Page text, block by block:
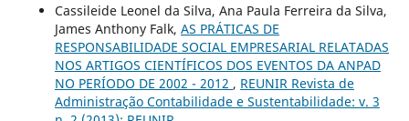
Cassileide Leonel da Silva, Ana Paula Ferreira da Silva,
James Anthony Falk, AS PRÁTICAS DE
RESPONSABILIDADE SOCIAL EMPRESARIAL RELATADAS
NOS ARTIGOS CIENTÍFICOS DOS EVENTOS DA ANPAD
NO PERÍODO DE 2002 - 2012 , REUNIR Revista de
Administração Contabilidade e Sustentabilidade: v. 3